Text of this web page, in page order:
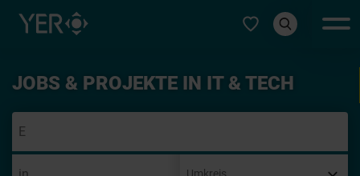
Typ auswählen
JOBS & PROJEKTE IN IT & TECH